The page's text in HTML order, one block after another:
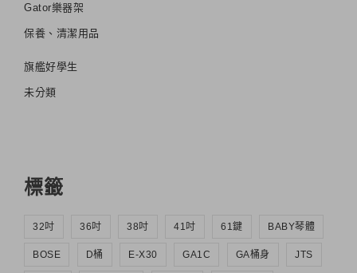
Gator樂器架
保養、清潔用品
旗艦好學生
未分類
標籤
32吋 36吋 38吋 41吋 61鍵 BABY琴體
BOSE D桶 E-X30 GA1C GA桶身 JTS